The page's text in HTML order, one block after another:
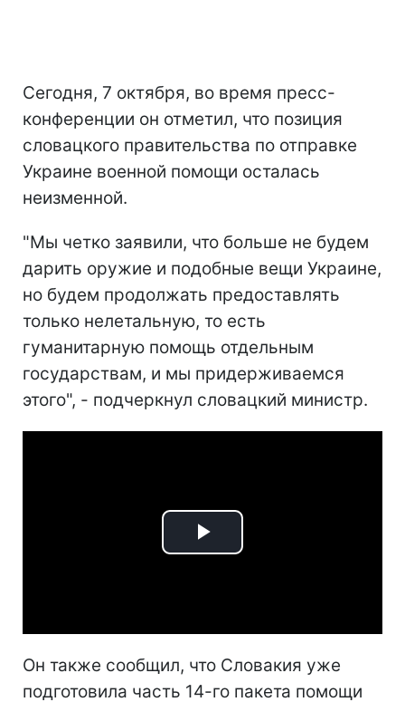
Сегодня, 7 октября, во время пресс-
конференции он отметил, что позиция
словацкого правительства по отправке
Украине военной помощи осталась
неизменной.
"Мы четко заявили, что больше не будем
дарить оружие и подобные вещи Украине,
но будем продолжать предоставлять
только нелетальную, то есть
гуманитарную помощь отдельным
государствам, и мы придерживаемся
этого", - подчеркнул словацкий министр.
Play
Он также сообщил, что Словакия уже
подготовила часть 14-го пакета помощи